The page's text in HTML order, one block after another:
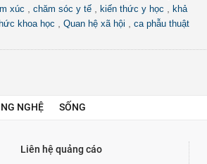
xúc chăm sóc y tế kiến thức y học
khả
khoa học Quan hệ xã hội ca phẫu thuật
NGHỆ SỐNG
Liên hệ quảng cáo